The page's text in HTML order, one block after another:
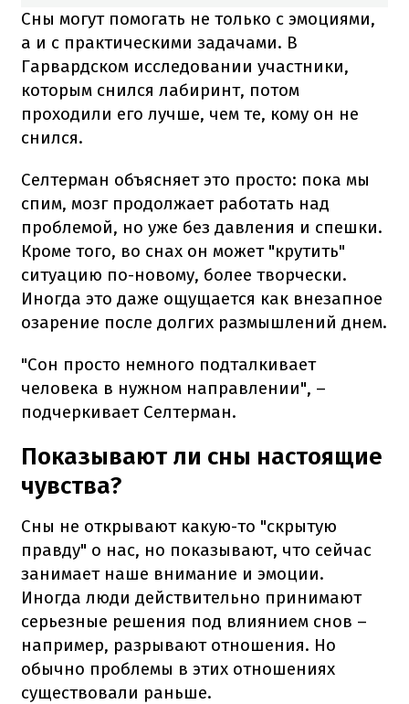
Сны могут помогать не только с эмоциями,
а и с практическими задачами. В
Гарвардском исследовании участники,
которым снился лабиринт, потом
проходили его лучше, чем те, кому он не
снился.
Селтерман объясняет это просто: пока мы
спим, мозг продолжает работать над
проблемой, но уже без давления и спешки.
Кроме того, во снах он может "крутить"
ситуацию по-новому, более творчески.
Иногда это даже ощущается как внезапное
озарение после долгих размышлений днем.
"Сон просто немного подталкивает
человека в нужном направлении", –
подчеркивает Селтерман.
Показывают ли сны настоящие
чувства?
Сны не открывают какую-то "скрытую
правду" о нас, но показывают, что сейчас
занимает наше внимание и эмоции.
Иногда люди действительно принимают
серьезные решения под влиянием снов –
например, разрывают отношения. Но
обычно проблемы в этих отношениях
существовали раньше.